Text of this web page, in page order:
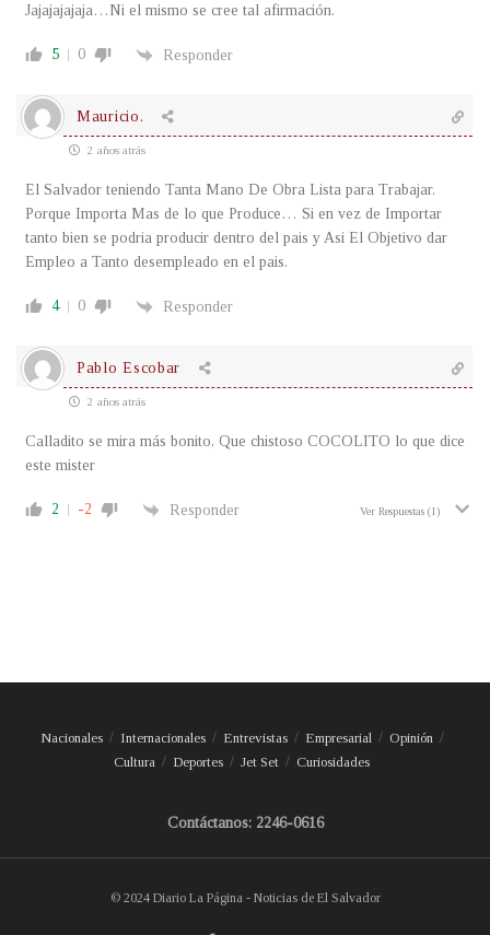
Jajajajajaja…Ni el mismo se cree tal afirmación.
5 0 Responder
Mauricio.
2 años atrás
El Salvador teniendo Tanta Mano De Obra Lista para Trabajar.
Porque Importa Mas de lo que Produce… Si en vez de Importar
tanto bien se podria producir dentro del pais y Asi El Objetivo dar
Empleo a Tanto desempleado en el pais.
4 0 Responder
Pablo Escobar
2 años atrás
Calladito se mira más bonito, Que chistoso COCOLITO lo que dice
este mister
2 -2 Responder Ver Respuestas (1)
Nacionales Internacionales Entrevistas Empresarial
Opinión
Cultura
Deportes Jet Set Curiosidades
Contáctanos: 2246-0616
© 2024 Diario La Página - Noticias de El Salvador